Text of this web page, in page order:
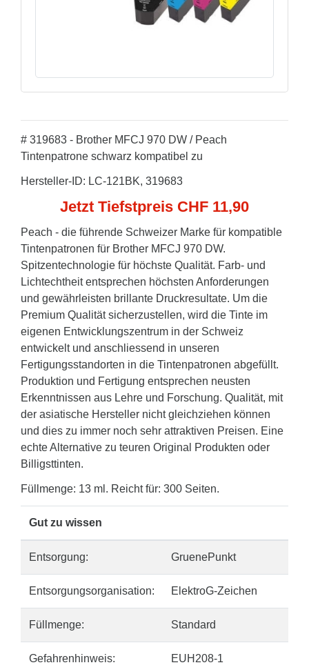
# 319683 - Brother MFCJ 970 DW / Peach
Tintenpatrone schwarz kompatibel zu
Hersteller-ID: LC-121BK, 319683
Jetzt Tiefstpreis CHF 11,90
Peach - die führende Schweizer Marke für kompatible
Tintenpatronen für Brother MFCJ 970 DW.
Spitzentechnologie für höchste Qualität. Farb- und
Lichtechtheit entsprechen höchsten Anforderungen
und gewährleisten brillante Druckresultate. Um die
Premium Qualität sicherzustellen, wird die Tinte im
eigenen Entwicklungszentrum in der Schweiz
entwickelt und anschliessend in unseren
Fertigungsstandorten in die Tintenpatronen abgefüllt.
Produktion und Fertigung entsprechen neusten
Erkenntnissen aus Lehre und Forschung. Qualität, mit
der asiatische Hersteller nicht gleichziehen können
und dies zu immer noch sehr attraktiven Preisen. Eine
echte Alternative zu teuren Original Produkten oder
Billigsttinten.
Füllmenge: 13 ml. Reicht für: 300 Seiten.
Gut zu wissen
Entsorgung: GruenePunkt
Entsorgungsorganisation: ElektroG-Zeichen
Füllmenge: Standard
Gefahrenhinweis: EUH208-1